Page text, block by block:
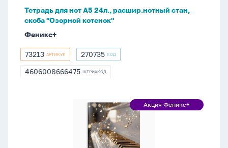
"Озорной
котенок"
Тетрадь для нот А5 24л., расшир.нотный стан,
скоба "Озорной котенок"
Феникс+
73213
73213 АРТИКУЛ 270735
270735 КОД
4606008666475
4606008666475 ШТРИХКОД
Акция
Акция Феникс+